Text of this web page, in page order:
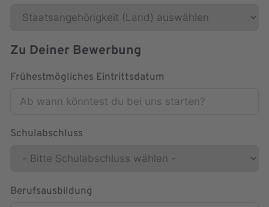
Zu Deiner Bewerbung
Frühestmögliches Eintrittsdatum
Schulabschluss
Berufsausbildung